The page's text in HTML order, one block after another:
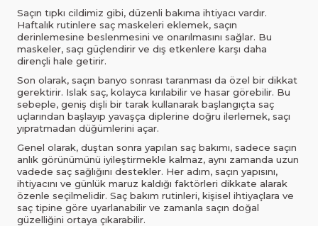
Saçın tıpkı cildimiz gibi, düzenli bakıma ihtiyacı vardır.
Haftalık rutinlere saç maskeleri eklemek, saçın
derinlemesine beslenmesini ve onarılmasını sağlar. Bu
maskeler, saçı güçlendirir ve dış etkenlere karşı daha
dirençli hale getirir.
Son olarak, saçın banyo sonrası taranması da özel bir dikkat
gerektirir. Islak saç, kolayca kırılabilir ve hasar görebilir. Bu
sebeple, geniş dişli bir tarak kullanarak başlangıçta saç
uçlarından başlayıp yavaşça diplerine doğru ilerlemek, saçı
yıpratmadan düğümlerini açar.
Genel olarak, duştan sonra yapılan saç bakımı, sadece saçın
anlık görünümünü iyileştirmekle kalmaz, aynı zamanda uzun
vadede saç sağlığını destekler. Her adım, saçın yapısını,
ihtiyacını ve günlük maruz kaldığı faktörleri dikkate alarak
özenle seçilmelidir. Saç bakım rutinleri, kişisel ihtiyaçlara ve
saç tipine göre uyarlanabilir ve zamanla saçın doğal
güzelliğini ortaya çıkarabilir.